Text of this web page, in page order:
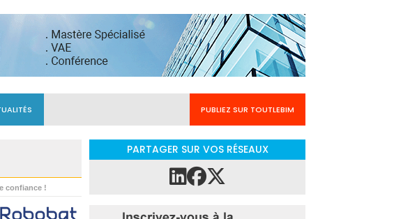
PUBLIEZ SUR TOUTLEBIM
confiance !
PARTAGER SUR VOS RÉSEAUX